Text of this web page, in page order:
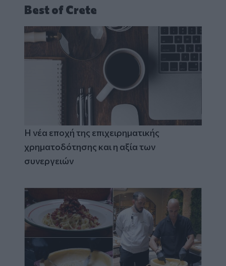
Best of Crete
Η νέα εποχή της επιχειρηματικής
χρηματοδότησης και η αξία των
συνεργειών